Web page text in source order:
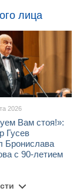
лица
2026
Вам стоя!»:
Гусев
Бронислава
с 90-летием